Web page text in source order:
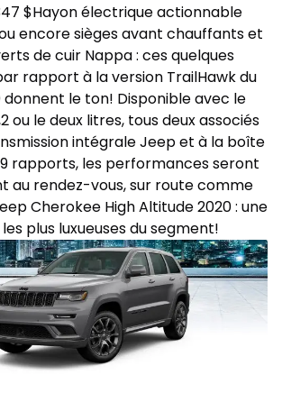
$Hayon électrique actionnable
encore sièges avant chauffants et
de cuir Nappa : ces quelques
rapport à la version TrailHawk du
donnent le ton! Disponible avec le
ou le deux litres, tous deux associés
intégrale Jeep et à la boîte
rapports, les performances seront
au rendez-vous, sur route comme
Cherokee High Altitude 2020 : une
plus luxueuses du segment!